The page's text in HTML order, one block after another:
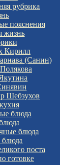
рубрика
пояснения
жизнь
Кирилл
(Санин)
Шебзухов
блюда
блюда
поста
готовке